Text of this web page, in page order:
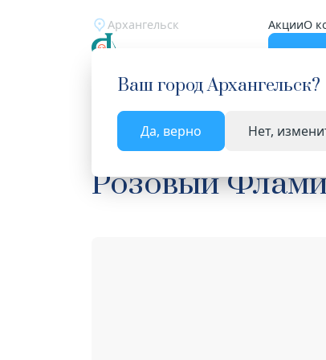
Архангельск АкцииО
Ваш городАрхангельск?
Да, верно Нет,
Главная Каталог Медицинские изделия
Розовый